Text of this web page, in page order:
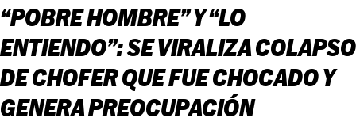
“POBRE HOMBRE” Y “LO
ENTIENDO”: SE VIRALIZA COLAPSO
DE CHOFER QUE FUE CHOCADO Y
GENERA PREOCUPACIÓN